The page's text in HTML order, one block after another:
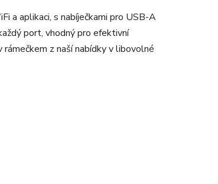
a aplikaci, s nabíječkami pro USB-A
port, vhodný pro efektivní
z naší nabídky v libovolné